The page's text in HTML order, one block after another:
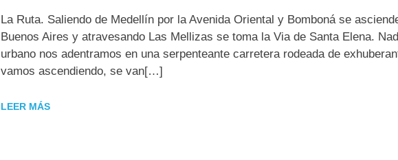
La Ruta. Saliendo de Medellín por la Avenida Oriental y Bomboná se
Buenos Aires y atravesando Las Mellizas se toma la Via de Santa Elena.
urbano nos adentramos en una serpenteante carretera rodeada de
vamos ascendiendo, se van[…]
LEER MÁS